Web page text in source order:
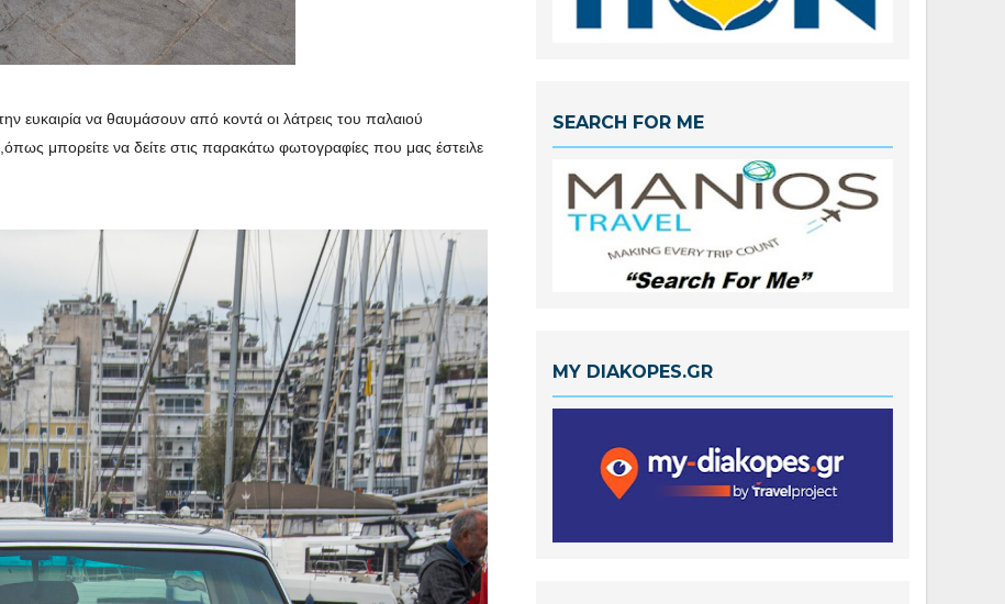
ευκαιρία να θαυμάσουν από κοντά οι λάτρεις του παλαιού
μπορείτε να δείτε στις παρακάτω φωτογραφίες που μας έστειλε
SEARCH FOR ME
MY DIAKOPES.GR